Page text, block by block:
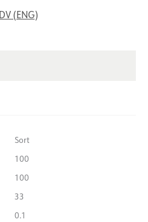
(ENG)
Sort
100
100
33
0.1